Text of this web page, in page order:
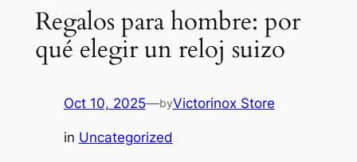
Regalos para hombre: por
qué elegir un reloj suizo
Oct 10, 2025—byVictorinox Store
in Uncategorized